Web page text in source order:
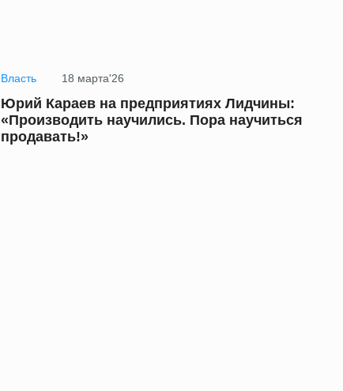
Власть 18 марта'26
Юрий Караев на предприятиях Лидчины:
«Производить научились. Пора научиться
продавать!»